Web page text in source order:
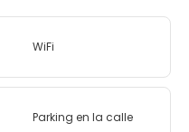
WiFi
Parking en la calle